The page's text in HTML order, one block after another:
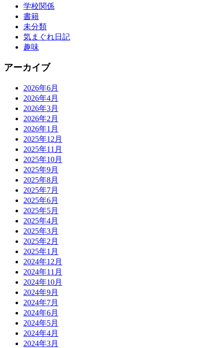
学校関係
書籍
未分類
気まぐれ日記
趣味
アーカイブ
2026年6月
2026年4月
2026年3月
2026年2月
2026年1月
2025年12月
2025年11月
2025年10月
2025年9月
2025年8月
2025年7月
2025年6月
2025年5月
2025年4月
2025年3月
2025年2月
2025年1月
2024年12月
2024年11月
2024年10月
2024年9月
2024年7月
2024年6月
2024年5月
2024年4月
2024年3月